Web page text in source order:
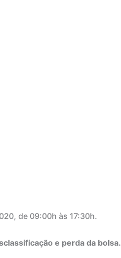
de 09:00h às 17:30h.
e perda da bolsa.